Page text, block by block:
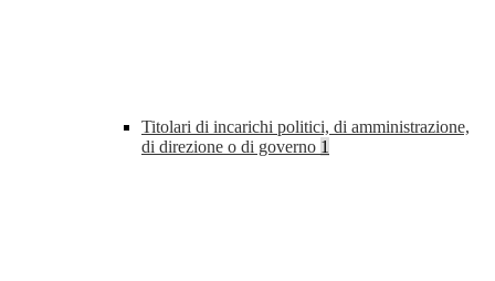
Titolari di incarichi politici, di amministrazione,
di direzione o di governo 1